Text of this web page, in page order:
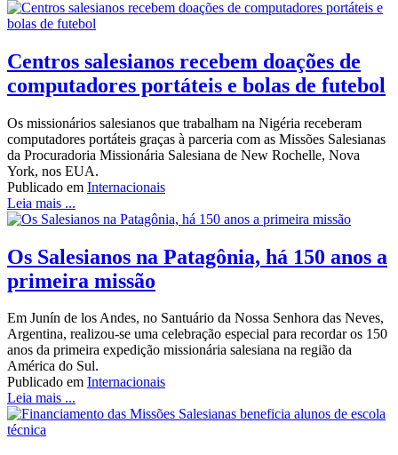
Centros salesianos recebem doações de
computadores portáteis e bolas de futebol
Os missionários salesianos que trabalham na Nigéria receberam
computadores portáteis graças à parceria com as Missões Salesianas
da Procuradoria Missionária Salesiana de New Rochelle, Nova
York, nos EUA.
Publicado em Internacionais
Leia mais ...
Os Salesianos na Patagônia, há 150 anos a
primeira missão
Em Junín de los Andes, no Santuário da Nossa Senhora das Neves,
Argentina, realizou-se uma celebração especial para recordar os 150
anos da primeira expedição missionária salesiana na região da
América do Sul.
Publicado em Internacionais
Leia mais ...